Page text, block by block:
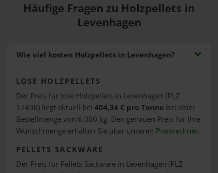
Häufige Fragen zu Holzpellets in
Levenhagen
Wie viel kosten Holzpellets in Levenhagen?
LOSE HOLZPELLETS
Der Preis für lose Holzpellets in Levenhagen (PLZ
17498) liegt aktuell bei 404,34 € pro Tonne bei einer
Bestellmenge von 6.000 kg. Den genauen Preis für Ihre
Wunschmenge erhalten Sie über unseren Preisrechner.
PELLETS SACKWARE
Der Preis für Pellets Sackware in Levenhagen (PLZ